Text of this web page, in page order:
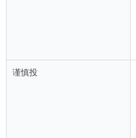
谨慎投